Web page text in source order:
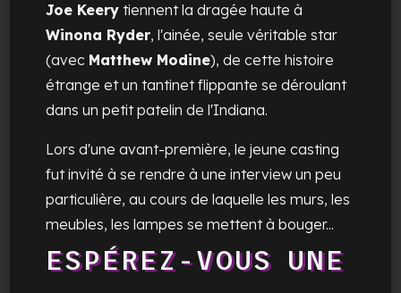
Joe Keery tiennent la dragée haute à
Winona Ryder, l'ainée, seule véritable star
(avec Matthew Modine), de cette histoire
étrange et un tantinet flippante se déroulant
dans un petit patelin de l'Indiana.
Lors d'une avant-première, le jeune casting
fut invité à se rendre à une interview un peu
particulière, au cours de laquelle les murs, les
meubles, les lampes se mettent à bouger...
ESPÉREZ-VOUS UNE